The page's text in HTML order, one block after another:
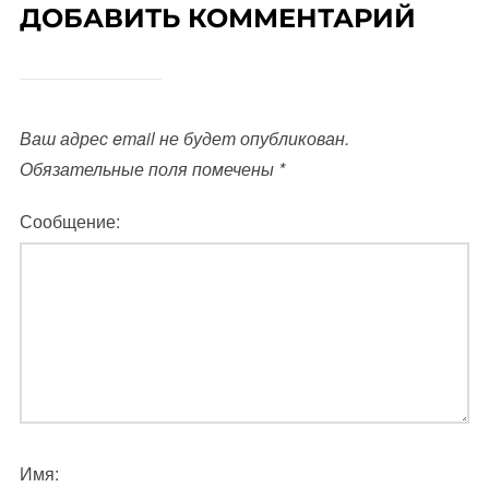
ДОБАВИТЬ КОММЕНТАРИЙ
Ваш адрес email не будет опубликован.
Обязательные поля помечены *
Сообщение:
Имя: